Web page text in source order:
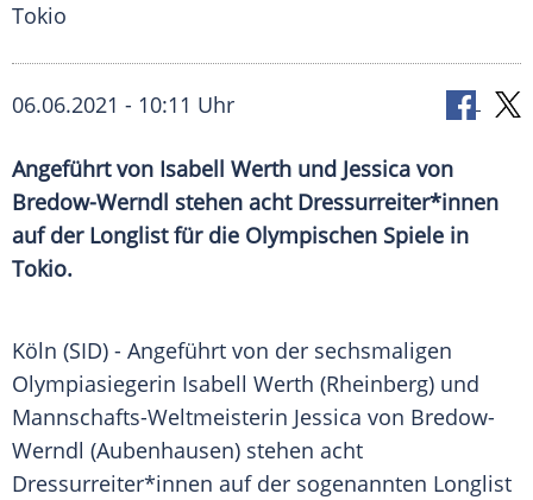
Tokio
06.06.2021 - 10:11 Uhr
Angeführt von Isabell Werth und Jessica von
Bredow-Werndl stehen acht Dressurreiter*innen
auf der Longlistfür die Olympischen Spiele in
Tokio.
Köln (SID) - Angeführt von der sechsmaligen
Olympiasiegerin Isabell Werth (Rheinberg) und
Mannschafts-Weltmeisterin Jessica von Bredow-
Werndl (Aubenhausen) stehen acht
Dressurreiter*innen auf der sogenannten Longlist